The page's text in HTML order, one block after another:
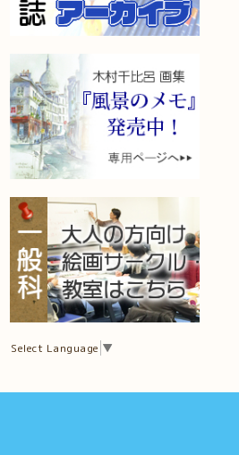
Select Language ▼